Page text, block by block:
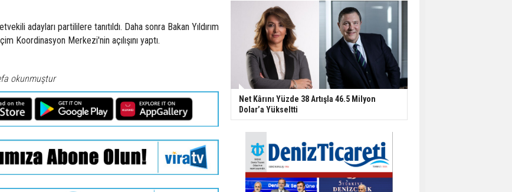
adayları partililere tanıtıldı. Daha sonra Bakan Yıldırım
Koordinasyon Merkezi'nin açılışını yaptı.
okunmuştur
Net Kârını Yüzde 38 Artışla 46.5 Milyon
Dolar’a Yükseltti